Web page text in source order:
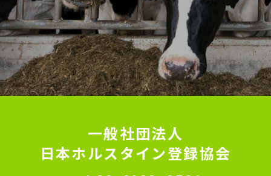
一般社団法人
日本ホルスタイン登録協会